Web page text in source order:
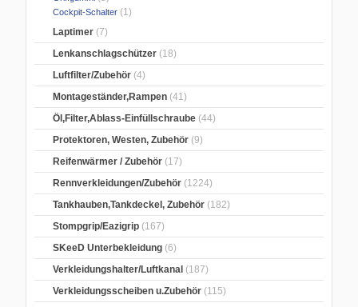
Cockpit-Schalter (1)
Laptimer (7)
Lenkanschlagschützer (18)
Luftfilter/Zubehör (4)
Montageständer,Rampen (41)
Öl,Filter,Ablass-Einfüllschraube (44)
Protektoren, Westen, Zubehör (9)
Reifenwärmer / Zubehör (17)
Rennverkleidungen/Zubehör (1224)
Tankhauben,Tankdeckel, Zubehör (182)
Stompgrip/Eazigrip (167)
SKeeD Unterbekleidung (6)
Verkleidungshalter/Luftkanal (187)
Verkleidungsscheiben u.Zubehör (115)